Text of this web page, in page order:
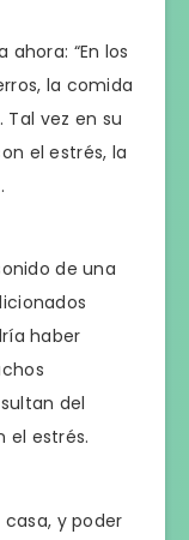
“En los
la comida
vez en su
el estrés, la
de una
haber
del
el estrés.
y poder